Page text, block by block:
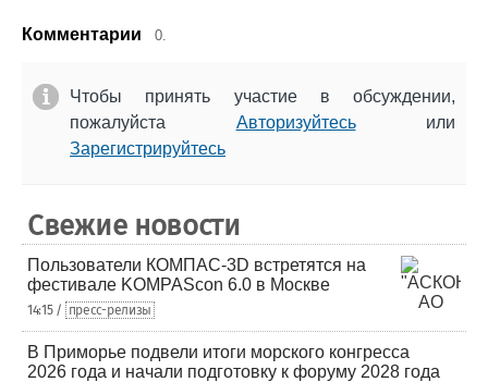
Комментарии 0.
Чтобы принять участие в обсуждении,
пожалуйста Авторизуйтесьили
Зарегистрируйтесь
Свежие новости
Пользователи КОМПАС-3D встретятся на
фестивале KOMPAScon 6.0 в Москве
14:15 / пресс-релизы
В Приморье подвели итоги морского конгресса
2026 года и начали подготовку к форуму 2028 года